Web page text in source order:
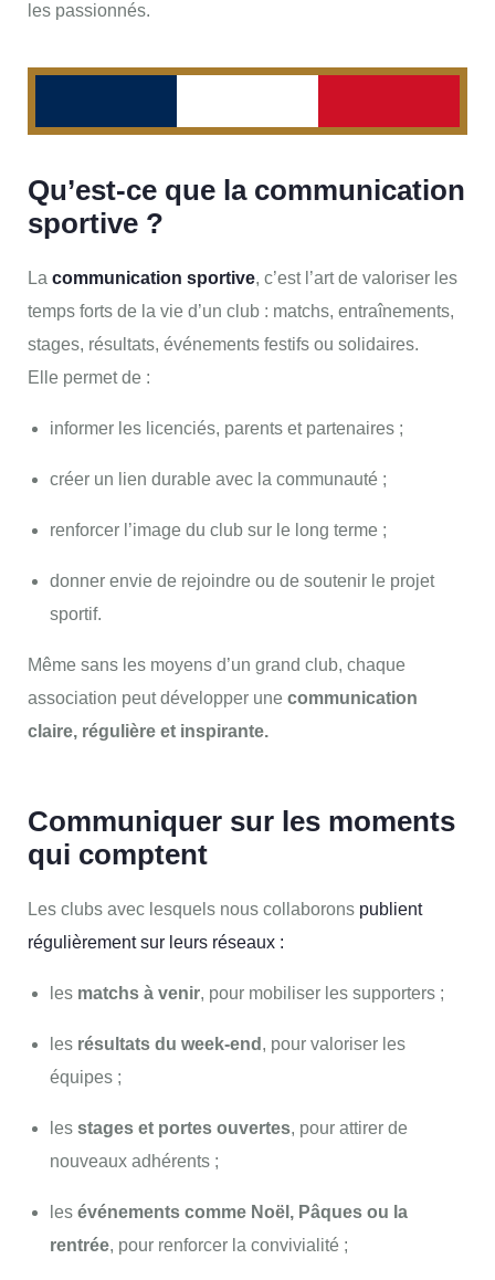
les passionnés.
Qu’est-ce que la communication
sportive ?
La communication sportive, c’est l’art de valoriser les
temps forts de la vie d’un club : matchs, entraînements,
stages, résultats, événements festifs ou solidaires.
Elle permet de :
informer les licenciés, parents et partenaires ;
créer un lien durable avec la communauté ;
renforcer l’image du club sur le long terme ;
donner envie de rejoindre ou de soutenir le projet
sportif.
Même sans les moyens d’un grand club, chaque
association peut développer une communication
claire, régulière et inspirante.
Communiquer sur les moments
qui comptent
Les clubs avec lesquels nous collaborons publient
régulièrement sur leurs réseaux :
les matchs à venir, pour mobiliser les supporters ;
les résultats du week-end , pour valoriser les
équipes ;
les stages et portes ouvertes, pour attirer de
nouveaux adhérents ;
les événements comme Noël, Pâques ou la
rentrée, pour renforcer la convivialité ;